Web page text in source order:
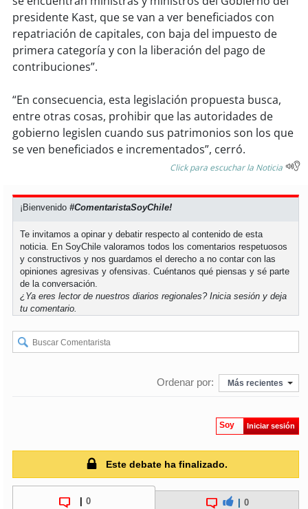
presidente Kast, que se van a ver beneficiados con
repatriación de capitales, con baja del impuesto de
primera categoría y con la liberación del pago de
contribuciones”.
“En consecuencia, esta legislación propuesta busca,
entre otras cosas, prohibir que las autoridades de
gobierno legislen cuando sus patrimonios son los que
se ven beneficiados e incrementados”, cerró.
Click para escuchar la Noticia
¡Bienvenido#ComentaristaSoyChile!
Te invitamos a opinar y debatir respecto al contenido de esta
noticia. En SoyChile valoramos todos los comentarios respetuosos
y constructivos y nos guardamos el derecho a no contar con las
opiniones agresivas y ofensivas. Cuéntanos qué piensas y sé parte
de la conversación.
¿Ya eres lector de nuestros diarios regionales?Inicia sesión y deja
tu comentario.
Ordenar por: Más recientes
Soy Iniciar sesión
Este debate ha finalizado.
0 0